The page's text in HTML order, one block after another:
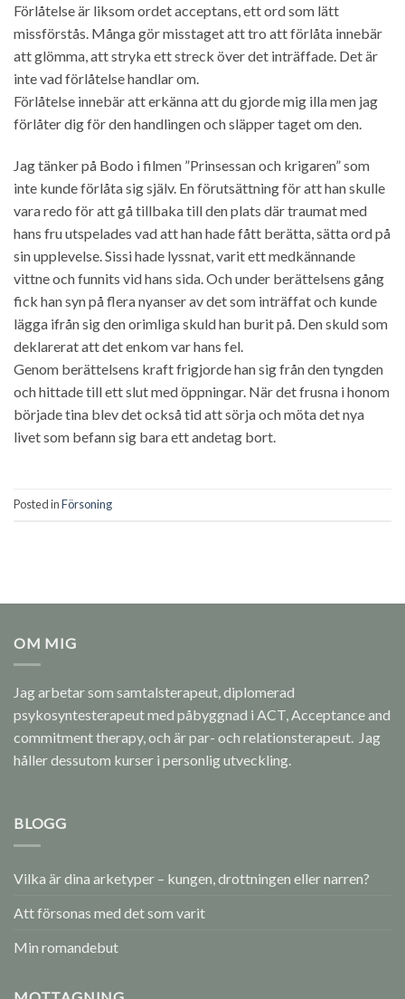
Förlåtelse är liksom ordet acceptans, ett ord som lätt
missförstås. Många gör misstaget att tro att förlåta innebär
att glömma, att stryka ett streck över det inträffade. Det är
inte vad förlåtelse handlar om.
Förlåtelse innebär att erkänna att du gjorde mig illa men jag
förlåter dig för den handlingen och släpper taget om den.
Jag tänker på Bodo i filmen ”Prinsessan och krigaren” som
inte kunde förlåta sig själv. En förutsättning för att han skulle
vara redo för att gå tillbaka till den plats där traumat med
hans fru utspelades vad att han hade fått berätta, sätta ord på
sin upplevelse. Sissi hade lyssnat, varit ett medkännande
vittne och funnits vid hans sida. Och under berättelsens gång
fick han syn på flera nyanser av det som inträffat och kunde
lägga ifrån sig den orimliga skuld han burit på. Den skuld som
deklarerat att det enkom var hans fel.
Genom berättelsens kraft frigjorde han sig från den tyngden
och hittade till ett slut med öppningar. När det frusna i honom
började tina blev det också tid att sörja och möta det nya
livet som befann sig bara ett andetag bort.
Posted inFörsoning
OM MIG
Jag arbetar som samtalsterapeut, diplomerad
psykosyntesterapeut med påbyggnad i ACT, Acceptance and
commitment therapy, och är par- och relationsterapeut. Jag
håller dessutom kurser i personlig utveckling.
BLOGG
Vilka är dina arketyper – kungen, drottningen eller narren?
Att försonas med det som varit
Min romandebut